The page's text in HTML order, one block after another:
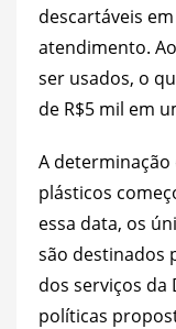
descartáveis
atendimento.
ser usados, o
de R$5 mil em
A
plásticos
essa data, os
são destinados
dos serviços da
políticas